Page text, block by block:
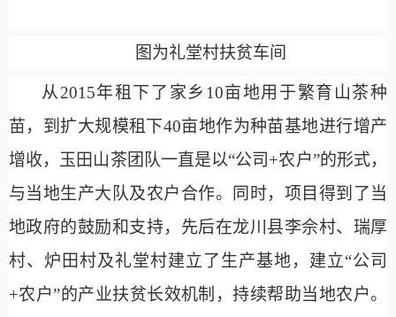
图为礼堂村扶贫车间
从2015年租下了家乡10亩地用于繁育山茶种
苗，到扩大规模租下40亩地作为种苗基地进行增产
增收，玉田山茶团队一直是以“公司+农户”的形式，
与当地生产大队及农户合作。同时，项目得到了当
地政府的鼓励和支持，先后在龙川县李佘村、瑞厚
村、炉田村及礼堂村建立了生产基地，建立“公司
+农户”的产业扶贫长效机制，持续帮助当地农户。